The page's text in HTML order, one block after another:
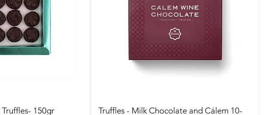
150gr
Truffles - Milk Chocolate and Cálem 10-